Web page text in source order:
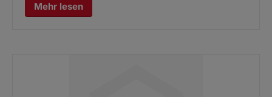
Mehr lesen